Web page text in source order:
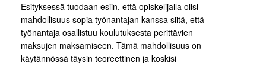
Esityksessä tuodaan esiin, että opiskelijalla olisi
mahdollisuus sopia työnantajan kanssa siitä, että
työnantaja osallistuu koulutuksesta perittävien
maksujen maksamiseen. Tämä mahdollisuus on
käytännössä täysin teoreettinen ja koskisi